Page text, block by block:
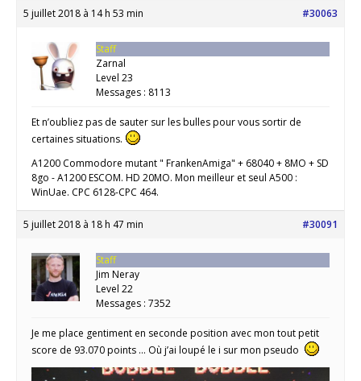
5 juillet 2018 à 14 h 53 min #30063
Staff
Zarnal
Level 23
Messages : 8113
Et n’oubliez pas de sauter sur les bulles pour vous sortir de
certaines situations.
A1200 Commodore mutant " FrankenAmiga" + 68040 + 8MO + SD
8go - A1200 ESCOM. HD 20MO. Mon meilleur et seul A500 :
WinUae. CPC 6128-CPC 464.
5 juillet 2018 à 18 h 47 min #30091
Staff
Jim Neray
Level 22
Messages : 7352
Je me place gentiment en seconde position avec mon tout petit
score de 93.070 points … Où j’ai loupé le i sur mon pseudo